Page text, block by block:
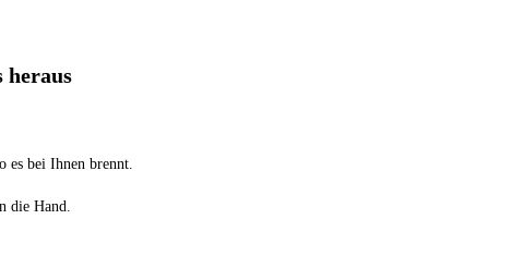
heraus
es bei Ihnen brennt.
die Hand.